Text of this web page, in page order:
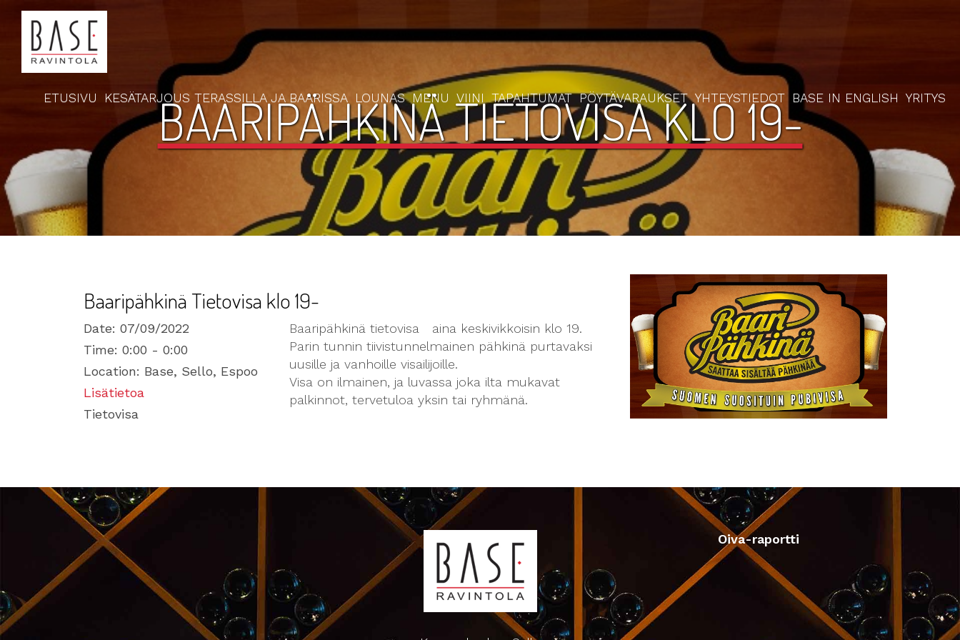
ETUSIVU KESÄTARJOUS TERASSILLA JA BAARISSA LOUNAS MENU VIINI TAPAHTUMAT PÖYTÄVARAUKSET YHTEYSTIEDOT BASE IN ENGLISH YRITYS
BAARIPÄHKINÄ TIETOVISA KLO 19-
Baaripähkinä Tietovisa klo 19-
Date: 07/09/2022
Time: 0:00 - 0:00
Location: Base, Sello, Espoo
Lisätietoa
Tietovisa
Baaripähkinä tietovisa aina keskivikkoisin klo 19.
Parin tunnin tiivistunnelmainen pähkinä purtavaksi
uusille ja vanhoille visailijoille.
Visa on ilmainen, ja luvassa joka ilta mukavat
palkinnot, tervetuloa yksin tai ryhmänä.
Oiva-raportti